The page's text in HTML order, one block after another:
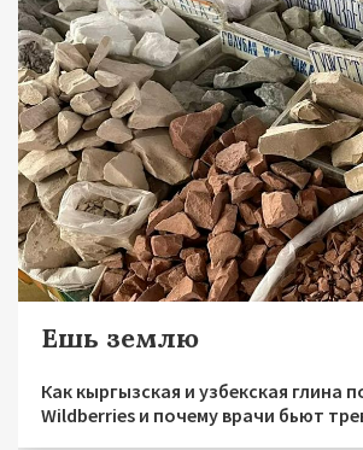
Ешь землю
Как кыргызская и узбекская глина
Wildberries и почему врачи бьют